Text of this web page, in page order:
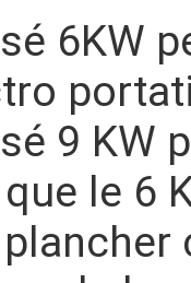
6KW
9 KW
le 6